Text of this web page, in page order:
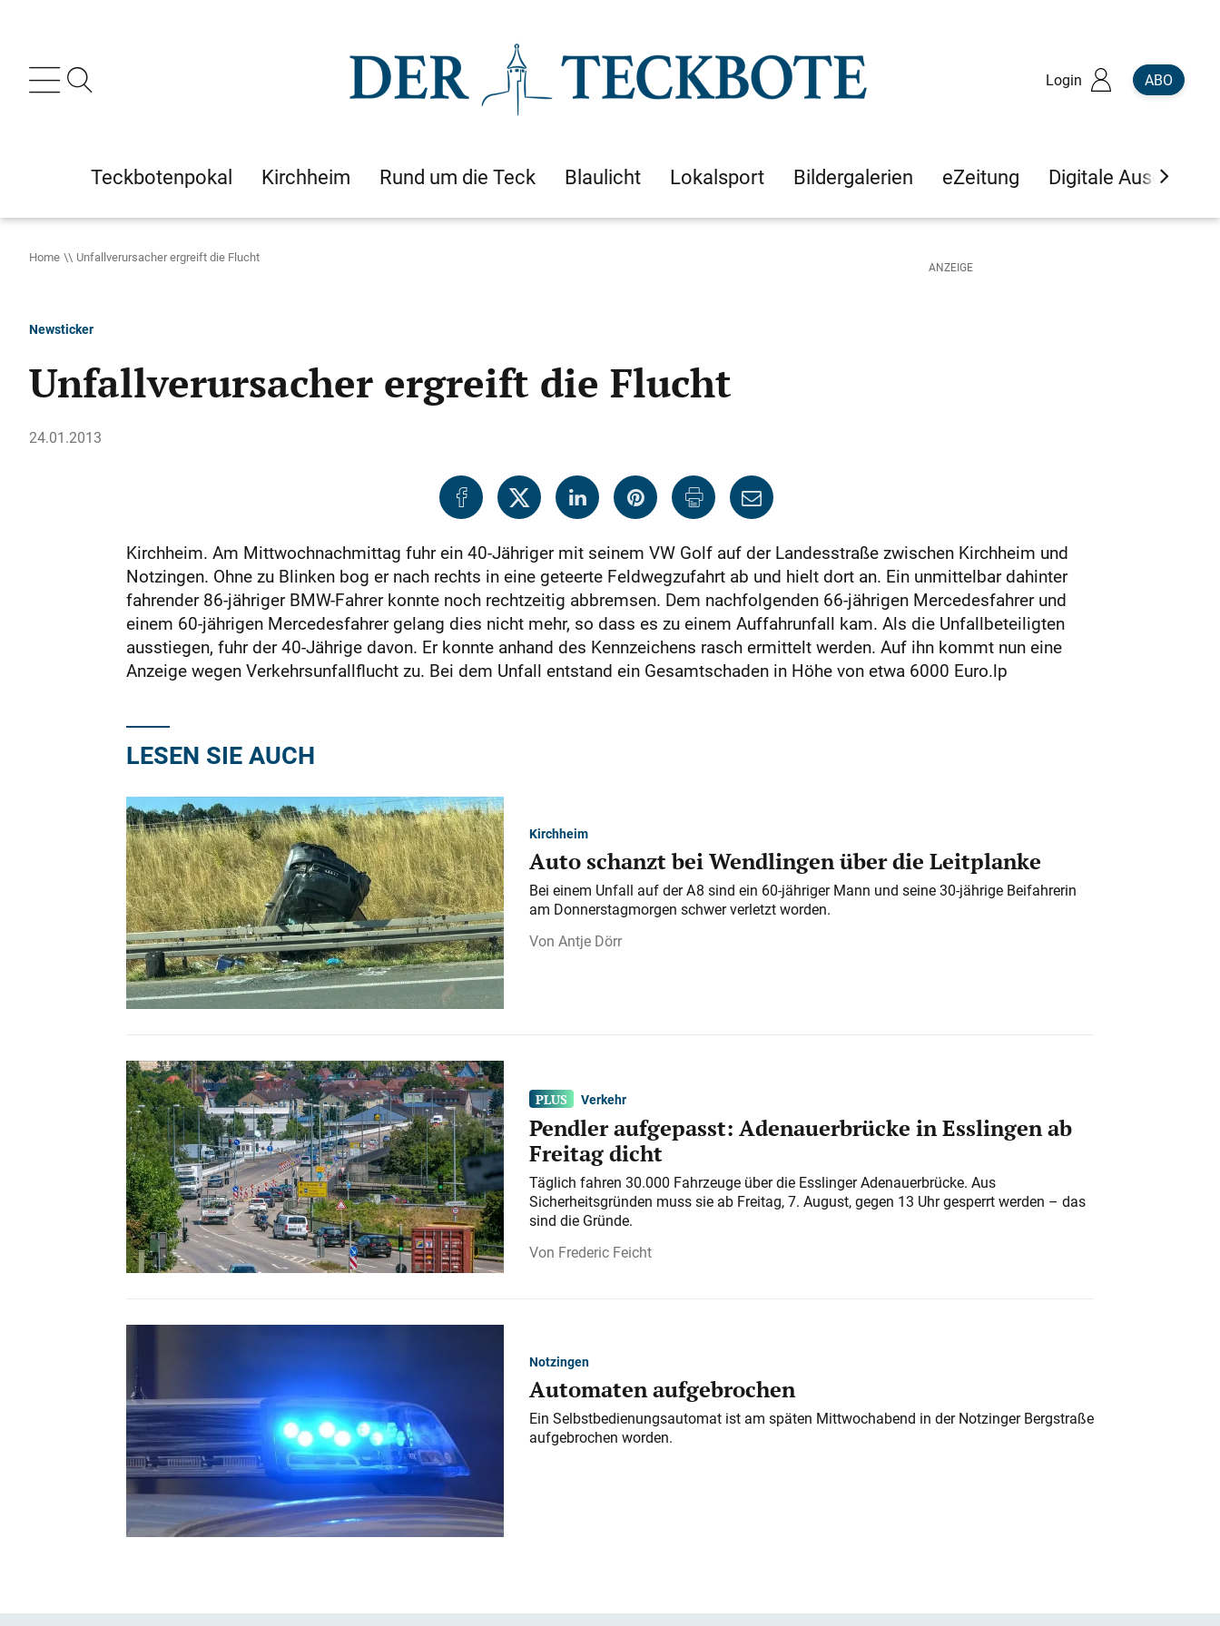
Login ABO
Teckbotenpokal Kirchheim Rund um die Teck Blaulicht Lokalsport Bildergalerien eZeitung Digitale Ausgaben
Home Unfallverursacher ergreift die Flucht
Newsticker
Unfallverursacher ergreift die Flucht
24.01.2013
Kirchheim. Am Mittwochnachmittag fuhr ein 40-Jähriger mit seinem VW Golf auf der Landesstraße zwischen Kirchheim und
Notzingen. Ohne zu Blinken bog er nach rechts in eine geteerte Feldwegzufahrt ab und hielt dort an. Ein unmittelbar dahinter
fahrender 86-jähriger BMW-Fahrer konnte noch rechtzeitig abbremsen. Dem nachfolgenden 66-jährigen Mercedesfahrer und
einem 60-jährigen Mercedesfahrer gelang dies nicht mehr, so dass es zu einem Auffahrunfall kam. Als die Unfallbeteiligten
ausstiegen, fuhr der 40-Jährige davon. Er konnte anhand des Kennzeichens rasch ermittelt werden. Auf ihn kommt nun eine
Anzeige wegen Verkehrsunfallflucht zu. Bei dem Unfall entstand ein Gesamtschaden in Höhe von etwa 6000 Euro.lp
LESEN SIE AUCH
Kirchheim
Auto schanzt bei Wendlingen über die Leitplanke
Bei einem Unfall auf der A 8 sind ein 60-jähriger Mann und seine 30-jährige Beifahrerin
am Donnerstagmorgen schwer verletzt worden.
Antje Dörr
Verkehr
Pendler aufgepasst: Adenauerbrücke in Esslingen ab
Freitag dicht
Täglich fahren 30.000 Fahrzeuge über die Esslinger Adenauerbrücke. Aus
Sicherheitsgründen muss sie ab Freitag, 7. August, gegen 13 Uhr gesperrt werden – das
sind die Gründe.
Frederic Feicht
Notzingen
Automaten aufgebrochen
Ein Selbstbedienungsautomat ist am späten Mittwochabend in der Notzinger Bergstraße
aufgebrochen worden.